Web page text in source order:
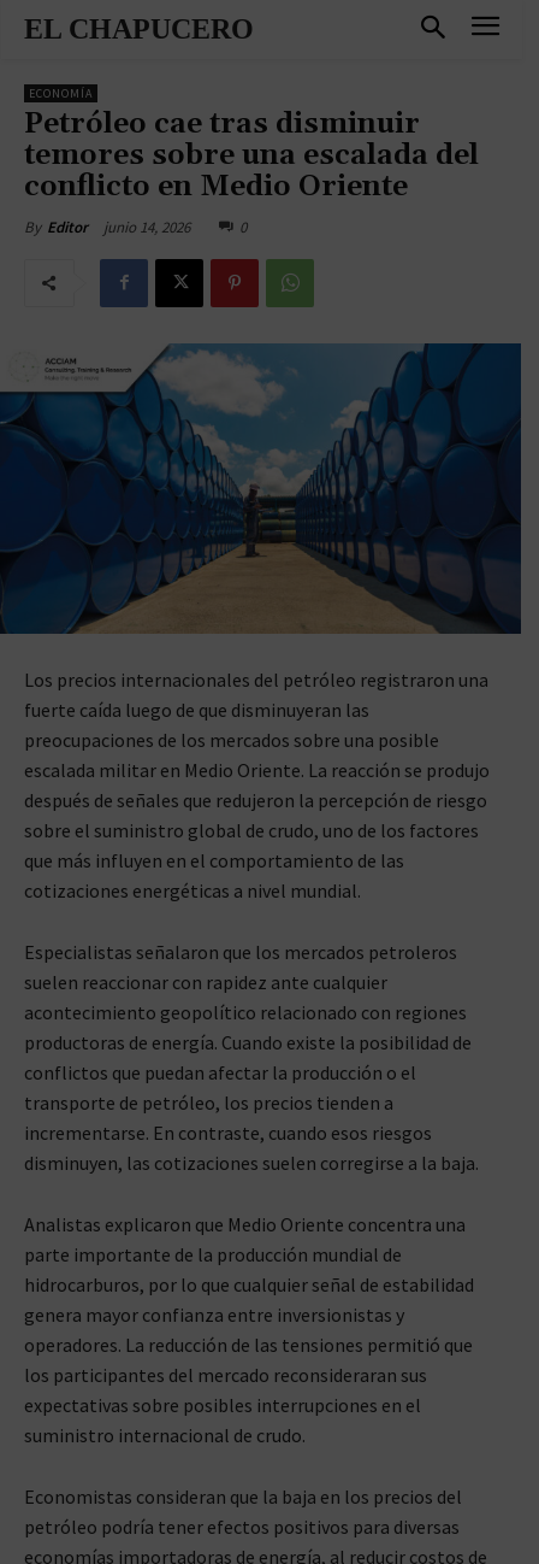
EL CHAPUCERO
ECONOMÍA
Petróleo cae tras disminuir
temores sobre una escalada del
conflicto en Medio Oriente
By Editor junio 14, 2026 0
Los precios internacionales del petróleo registraron una
fuerte caída luego de que disminuyeran las
preocupaciones de los mercados sobre una posible
escalada militar en Medio Oriente. La reacción se produjo
después de señales que redujeron la percepción de riesgo
sobre el suministro global de crudo, uno de los factores
que más influyen en el comportamiento de las
cotizaciones energéticas a nivel mundial.
Especialistas señalaron que los mercados petroleros
suelen reaccionar con rapidez ante cualquier
acontecimiento geopolítico relacionado con regiones
productoras de energía. Cuando existe la posibilidad de
conflictos que puedan afectar la producción o el
transporte de petróleo, los precios tienden a
incrementarse. En contraste, cuando esos riesgos
disminuyen, las cotizaciones suelen corregirse a la baja.
Analistas explicaron que Medio Oriente concentra una
parte importante de la producción mundial de
hidrocarburos, por lo que cualquier señal de estabilidad
genera mayor confianza entre inversionistas y
operadores. La reducción de las tensiones permitió que
los participantes del mercado reconsideraran sus
expectativas sobre posibles interrupciones en el
suministro internacional de crudo.
Economistas consideran que la baja en los precios del
petróleo podría tener efectos positivos para diversas
economías importadoras de energía, al reducir costos de